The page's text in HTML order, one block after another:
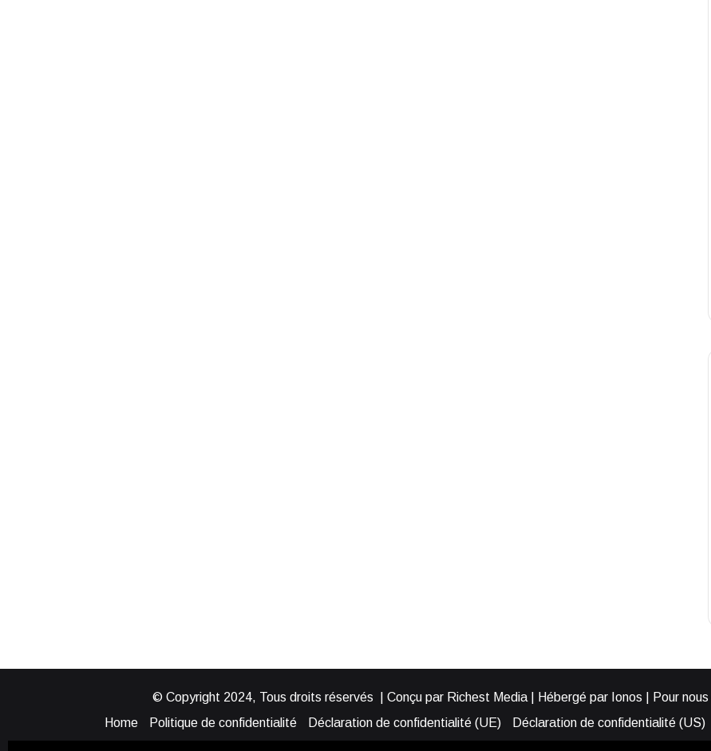
© Copyright 2024, Tous droits réservés | Conçu par Richest Media | Hébergé par Ionos | Pour
Home
Politique de confidentialité Déclaration de confidentialité (UE) Déclaration de confidentialité (US)